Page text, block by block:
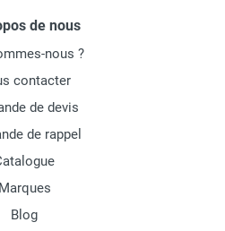
de nous
nous ?
contacter
de devis
de rappel
Marques
Blog